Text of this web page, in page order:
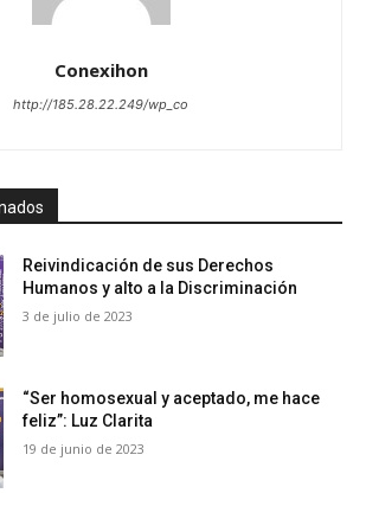
Conexihon
http://185.28.22.249/wp_co
Reivindicación de sus Derechos
Humanos y alto a la Discriminación
3 de julio de 2023
“Ser homosexual y aceptado, me hace
feliz”: Luz Clarita
19 de junio de 2023